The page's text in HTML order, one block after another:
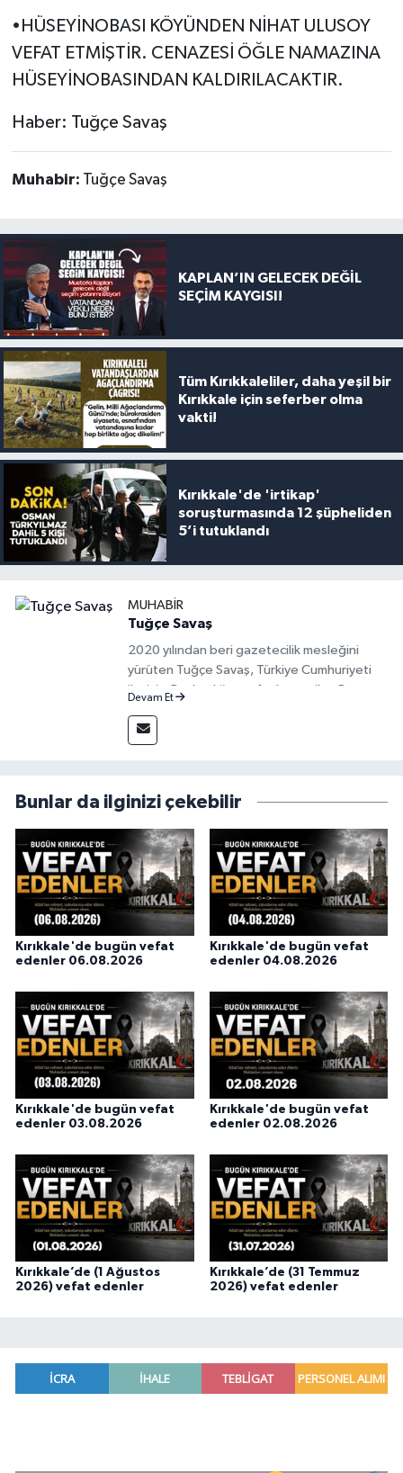
•HÜSEYİNOBASI KÖYÜNDEN NİHAT ULUSOY
VEFAT ETMİŞTİR. CENAZESİ ÖĞLE NAMAZINA
HÜSEYİNOBASINDAN KALDIRILACAKTIR.
Haber: Tuğçe Savaş
Muhabir: Tuğçe Savaş
KAPLAN’IN GELECEK DEĞİL
SEÇİM KAYGISI!
Tüm Kırıkkaleliler, daha yeşil bir
Kırıkkale için seferber olma
vakti!
Kırıkkale'de 'irtikap'
soruşturmasında 12 şüpheliden
5’i tutuklandı
MUHABIR
Tuğçe Savaş
2020 yılından beri gazetecilik mesleğini
yürüten Tuğçe Savaş, Türkiye Cumhuriyeti
iletişim Başkanlığı tarafından verilen Basın
Devam Et
Bunlar da ilginizi çekebilir
Kırıkkale'de bugün vefat
edenler 06.08.2026
Kırıkkale'de bugün vefat
edenler 04.08.2026
Kırıkkale'de bugün vefat
edenler 03.08.2026
Kırıkkale'de bugün vefat
edenler 02.08.2026
Kırıkkale’de (1 Ağustos
2026) vefat edenler
Kırıkkale’de (31 Temmuz
2026) vefat edenler